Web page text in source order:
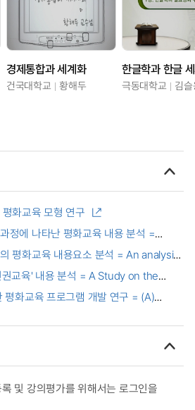
경제통합과 세계화
건국대학교 황해두
한글학과 한글
극동대학교 김
화교육 모형 연구
정에 나타난 평화교육 내용 분석 =
평화교육 내용요소 분석 = An analysis
교육' 내용 분석 = A Study on the
평화교육 프로그램 개발 연구 = (A)
및 강의평가를 위해서는 로그인을